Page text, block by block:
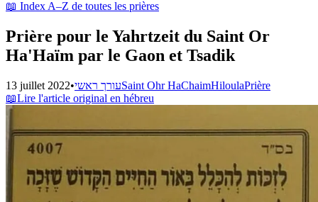
📖 Index A–Z de toutes les prières
Prière pour le Yahrtzeit du Saint Or
Ha'Haïm par le Gaon et Tsadik
13 juillet 2022•עורך ראשיSaint Ohr HaChaimHiloulaPrière
📖Lire l'article original en hébreu